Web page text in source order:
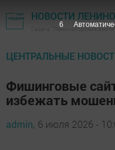
НОВОСТИ
Газета "Лениногорские
ЦЕНТРАЛЬНЫЕ
Фишинговые
избежать
admin, 6 июля 2026 -
5